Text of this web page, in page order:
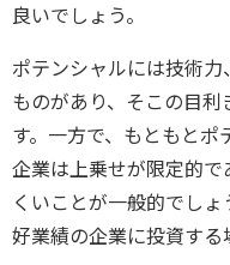
良いでしょう。
ポテンシャルには技術
ものがあり、そこの目
す。一方で、もともと
企業は上乗せが限定的
くいことが一般的でし
好業績の企業に投資する